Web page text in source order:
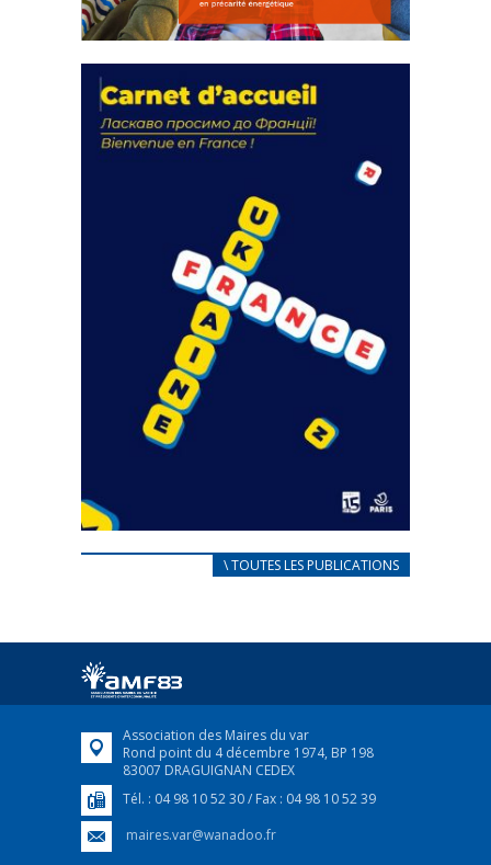
actions
18 septembre 2023
FEUILLETER
CARNET D’ACCUEIL
Afin d’accompagner au mieux les réfugiés
FEUILLETER
\ TOUTES LES PUBLICATIONS
Association des Maires du var
Rond point du 4 décembre 1974, BP 198
83007 DRAGUIGNAN CEDEX
Tél. : 04 98 10 52 30 / Fax : 04 98 10 52 39
maires.var@wanadoo.fr